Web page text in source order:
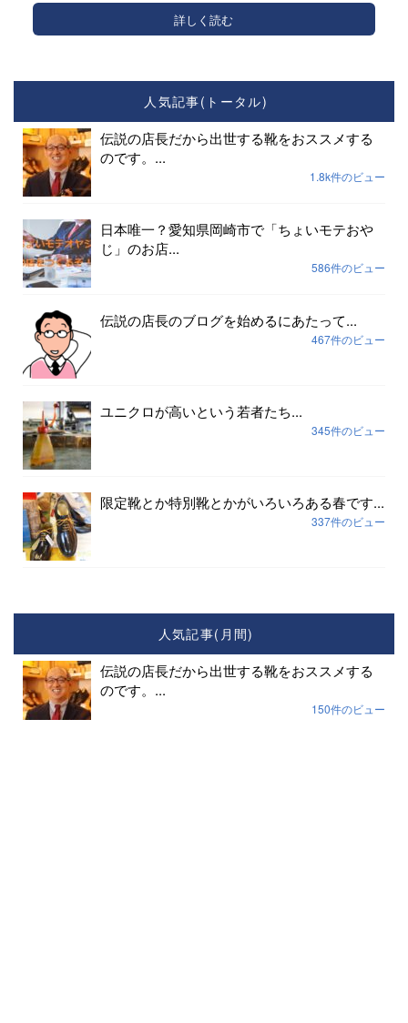
詳しく読む
人気記事(トータル)
伝説の店長だから出世する靴をおススメする
のです。...
1.8k件のビュー
日本唯一？愛知県岡崎市で「ちょいモテおや
じ」のお店...
586件のビュー
伝説の店長のブログを始めるにあたって...
467件のビュー
ユニクロが高いという若者たち...
345件のビュー
限定靴とか特別靴とかがいろいろある春です...
337件のビュー
人気記事(月間)
伝説の店長だから出世する靴をおススメする
のです。...
150件のビュー